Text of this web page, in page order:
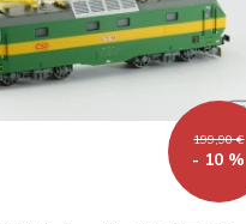
199,90 €
- 10 %